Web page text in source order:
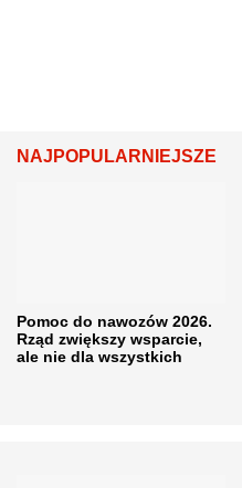
NAJPOPULARNIEJSZE
Pomoc do nawozów 2026.
Rząd zwiększy wsparcie,
ale nie dla wszystkich